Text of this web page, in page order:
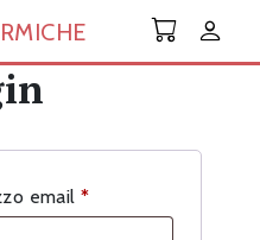
email *Richiesto